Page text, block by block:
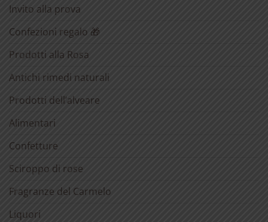
Invito alla prova
Confezioni regalo 🎁
Prodotti alla Rosa
Antichi rimedi naturali
Prodotti dell’alveare
Alimentari
Confetture
Sciroppo di rose
Fragranze del Carmelo
Liquori